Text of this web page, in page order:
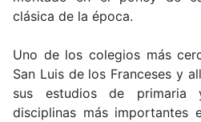
clásica de la época.
Uno de los colegios más
San Luis de los Franceses y
sus estudios de primaria
disciplinas más importantes